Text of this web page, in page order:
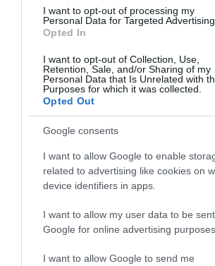
I want to opt-out of processing my
Personal Data for Targeted Advertising.
Opted In
I want to opt-out of Collection, Use,
Retention, Sale, and/or Sharing of my
Personal Data that Is Unrelated with
Purposes for which it was collected.
Opted Out
Google consents
I want to allow Google to enable
related to advertising like cookies on
device identifiers in apps.
I want to allow my user data to be
Google for online advertising purposes.
I want to allow Google to send me